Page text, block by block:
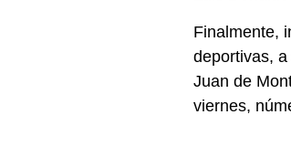
Finalmente,
deportivas,
Juan de
viernes,